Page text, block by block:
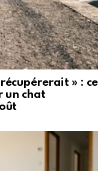
» : ce
un chat